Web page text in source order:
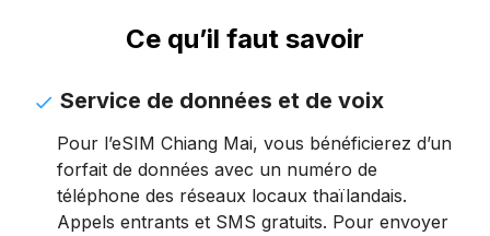
Ce qu’il faut savoir
Service de données et de voix
Pour l’eSIM Chiang Mai, vous bénéficierez d’un
forfait de données avec un numéro de
téléphone des réseaux locaux thaïlandais.
Appels entrants et SMS gratuits. Pour envoyer